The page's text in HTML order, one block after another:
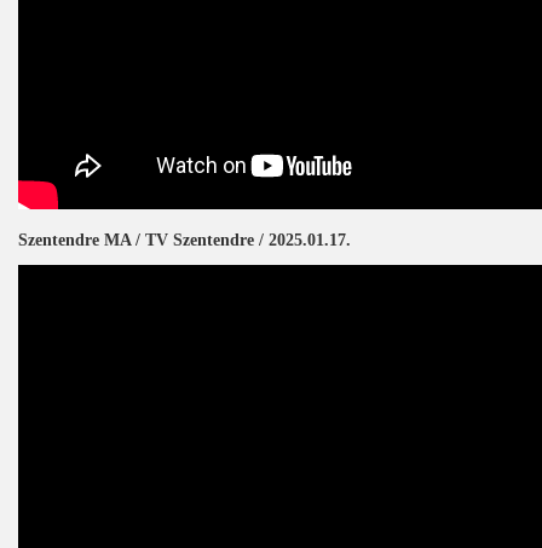
Szentendre MA / TV Szentendre / 2025.01.17.